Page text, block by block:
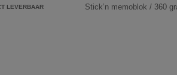
LEVERBAAR Stick’n memoblok / 360